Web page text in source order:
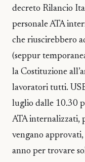
decreto Rilancio
personale ATA
che riuscirebbero
(seppur
la Costituzione
lavoratori tutti.
luglio dalle 10.30
ATA internalizzati,
vengano
anno per trovare